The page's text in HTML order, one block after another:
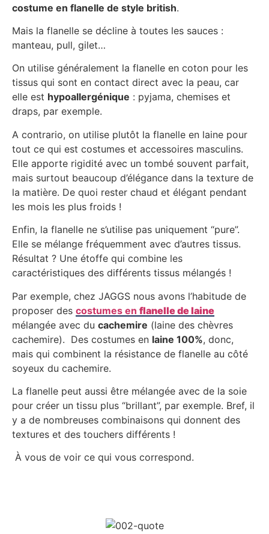
costume en flanelle de style british.
Mais la flanelle se décline à toutes les sauces :
manteau, pull, gilet…
On utilise généralement la flanelle en coton pour les
tissus qui sont en contact direct avec la peau, car
elle est hypoallergénique : pyjama, chemises et
draps, par exemple.
A contrario, on utilise plutôt la flanelle en laine pour
tout ce qui est costumes et accessoires masculins.
Elle apporte rigidité avec un tombé souvent parfait,
mais surtout beaucoup d’élégance dans la texture de
la matière. De quoi rester chaud et élégant pendant
les mois les plus froids !
Enfin, la flanelle ne s’utilise pas uniquement “pure”.
Elle se mélange fréquemment avec d’autres tissus.
Résultat ? Une étoffe qui combine les
caractéristiques des différents tissus mélangés !
Par exemple, chez JAGGS nous avons l’habitude de
proposer des costumes en flanelle de laine
mélangée avec du cachemire (laine des chèvres
cachemire). Des costumes en laine 100%, donc,
mais qui combinent la résistance de flanelle au côté
soyeux du cachemire.
La flanelle peut aussi être mélangée avec de la soie
pour créer un tissu plus “brillant”, par exemple. Bref, il
y a de nombreuses combinaisons qui donnent des
textures et des touchers différents !
À vous de voir ce qui vous correspond.